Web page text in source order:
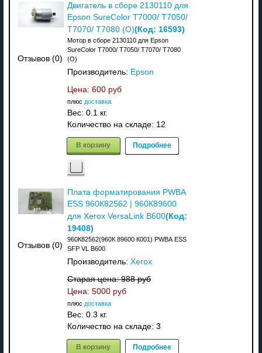
Отзывов (0)
Двигатель в сборе 2130110 для
Epson SureColor T7000/ T7050/
T7070/ T7080 (О)(Код: 16593)
Мотор в сборе 2130110 для Epson
SureColor T7000/ T7050/ T7070/ T7080
(О)
Производитель: Epson
Цена: 600 руб
плюс доставка
Вес: 0.1 кг.
Количество на складе: 12
В корзину Подробнее
Отзывов (0)
Плата форматирования РWВА
ЕSS 960К82562 | 960К89600
для Xerox VersaLink B600(Код:
19408)
960К82562(960К 89600 К001) РWВА ЕSS
SFР VL В600
Производитель: Xerox
Старая цена:988 руб
Цена: 5000 руб
плюс доставка
Вес: 0.3 кг.
Количество на складе: 3
В корзину Подробнее